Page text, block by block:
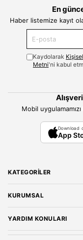
En
Haber listemize kayıt
Kaydolarak
Metni'ni kabul
Mobil
Download
App
KATEGORILER
Bluz
Gömlek
KURUMSAL
Mağazalarımız
YARDIM KONULARI
Üyelik Sözleşmesi